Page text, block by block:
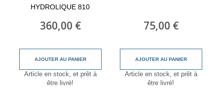
HYDROLIQUE 810
360,00 €
AJOUTER AU PANIER
Article en stock, et prêt à
être livré!
75,00 €
AJOUTER AU PANIER
Article en stock, et prêt à
être livré!